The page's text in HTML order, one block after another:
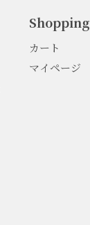
Shopping
カート
マイページ